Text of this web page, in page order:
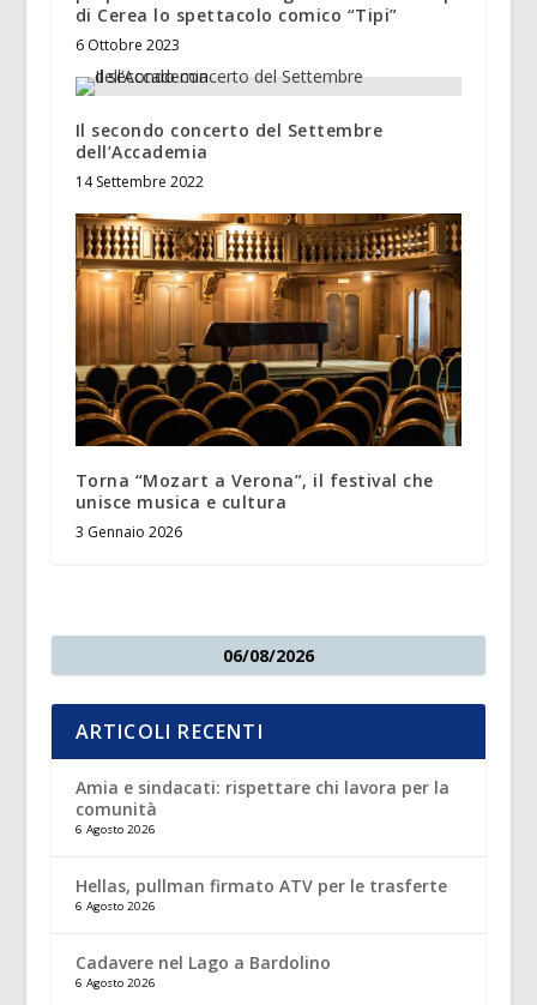
di Cerea lo spettacolo comico “Tipi”
6 Ottobre 2023
Il secondo concerto del Settembre
dell’Accademia
14 Settembre 2022
Torna “Mozart a Verona”, il festival che
unisce musica e cultura
3 Gennaio 2026
06/08/2026
ARTICOLI RECENTI
Amia e sindacati: rispettare chi lavora per la
comunità
6 Agosto 2026
Hellas, pullman firmato ATV per le trasferte
6 Agosto 2026
Cadavere nel Lago a Bardolino
6 Agosto 2026